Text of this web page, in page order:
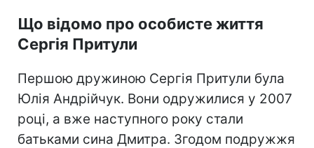
Що відомо про особисте життя
Сергія Притули
Першою дружиною Сергія Притули була
Юлія Андрійчук. Вони одружилися у 2007
році, а вже наступного року стали
батьками сина Дмитра. Згодом подружжя